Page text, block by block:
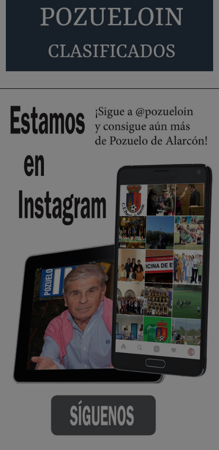
Quejas por el deterioro de la
limpieza …
Será amigo de alguien importante...en el Congreso, Senado, en la
Policía o en la politica
Pozuelo de Alarcón
🔴 EXCLUSIVA | El comisario de la …
Pozuelo de Alarcón
🔴 EXCLUSIVA | El comisario de la …